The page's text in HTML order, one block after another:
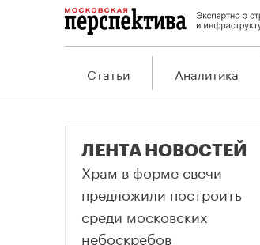
Статьи Аналитика
ЛЕНТА НОВОСТЕЙ
Храм в форме свечи
предложили построить
среди московских
небоскребов